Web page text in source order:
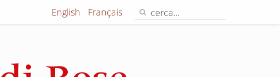
English Français